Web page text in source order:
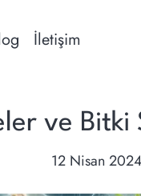
İletişim
ve Bitki
12 Nisan 2024